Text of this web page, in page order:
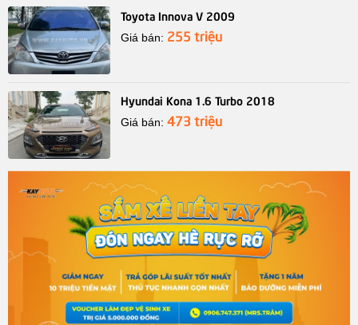
Toyota Innova V 2009
Giá bán: 255 triệu
Hyundai Kona 1.6 Turbo 2018
Giá bán:473 triệu